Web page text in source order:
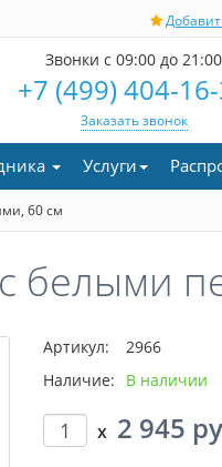
Звонки с 09:00 до 21:00
+7 (499) 404-
Заказать звонок
Услуги
60 см
белыми
Артикул:
2966
Наличие:
В наличии
x 2 945